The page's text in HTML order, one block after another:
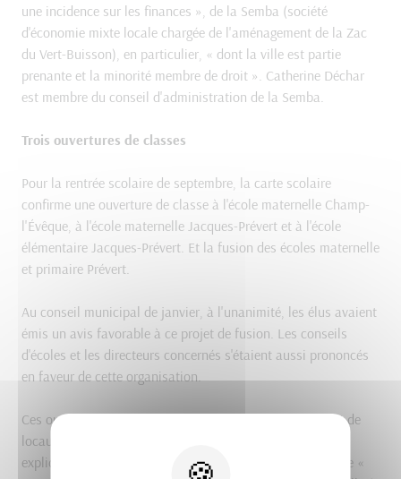
une incidence sur les finances », de la Semba (société
d'économie mixte locale chargée de l'aménagement de la Zac
du Vert-Buisson), en particulier, « dont la ville est partie
prenante et la minorité membre de droit ». Catherine Déchar
est membre du conseil d'administration de la Semba.
Trois ouvertures de classes
Pour la rentrée scolaire de septembre, la carte scolaire
confirme une ouverture de classe à l'école maternelle Champ-
l'Évêque, à l'école maternelle Jacques-Prévert et à l'école
élémentaire Jacques-Prévert. Et la fusion des écoles maternelle
et primaire Prévert.
Au conseil municipal de janvier, à l'unanimité, les élus avaient
émis un avis favorable à ce projet de fusion. Les conseils
d'écoles et les directeurs concernés s'étaient aussi prononcés
en faveur de cette organisation.
Ces ouvertures seront accompagnées de réaménagement de
locaux, « nous y travaillons avec les directeurs d'école »,
explique Sylvie Briend, adjointe à l'éducation. Qui explique «